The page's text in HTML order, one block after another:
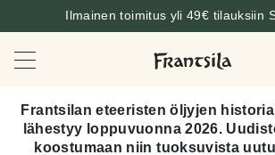
Ilmainen toimitus yli 49€ tilauksiin
Frantsilan eteeristen öljyjen
lähestyy loppuvuonna 2026.
koostumaan niin tuoksuvista